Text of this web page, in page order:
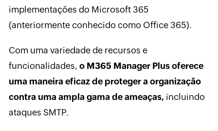
implementações do Microsoft 365
(anteriormente conhecido como Office 365).
Com uma variedade de recursos e
funcionalidades, o M365 Manager Plus oferece
uma maneira eficaz de proteger a organização
contra uma ampla gama de ameaças,incluindo
ataques SMTP.